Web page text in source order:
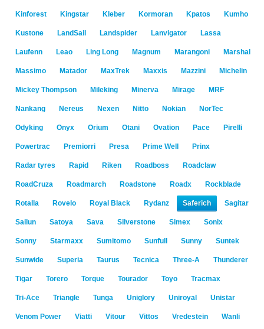
Kinforest Kingstar Kleber Kormoran Kpatos Kumho
Kustone LandSail Landspider Lanvigator Lassa
Laufenn Leao Ling Long Magnum Marangoni Marshal
Massimo Matador MaxTrek Maxxis Mazzini Michelin
Mickey Thompson Mileking Minerva Mirage MRF
Nankang Nereus Nexen Nitto Nokian NorTec
Odyking Onyx Orium Otani Ovation Pace Pirelli
Powertrac Premiorri Presa Prime Well Prinx
Radar tyres Rapid Riken Roadboss Roadclaw
RoadCruza Roadmarch Roadstone Roadx Rockblade
Rotalla Rovelo Royal Black Rydanz Saferich Sagitar
Sailun Satoya Sava Silverstone Simex Sonix
Sonny Starmaxx Sumitomo Sunfull Sunny Suntek
Sunwide Superia Taurus Tecnica Three-A Thunderer
Tigar Torero Torque Tourador Toyo Tracmax
Tri-Ace Triangle Tunga Uniglory Uniroyal Unistar
Venom Power Viatti Vitour Vittos Vredestein Wanli